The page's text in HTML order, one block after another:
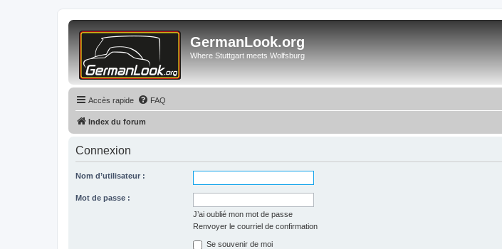
GermanLook.org
Where Stuttgart meets Wolfsburg
Accès rapide FAQ
Index du forum
Connexion
Nom d’utilisateur :
Mot de passe :
J’ai oublié mon mot de passe
Renvoyer le courriel de confirmation
Se souvenir de moi